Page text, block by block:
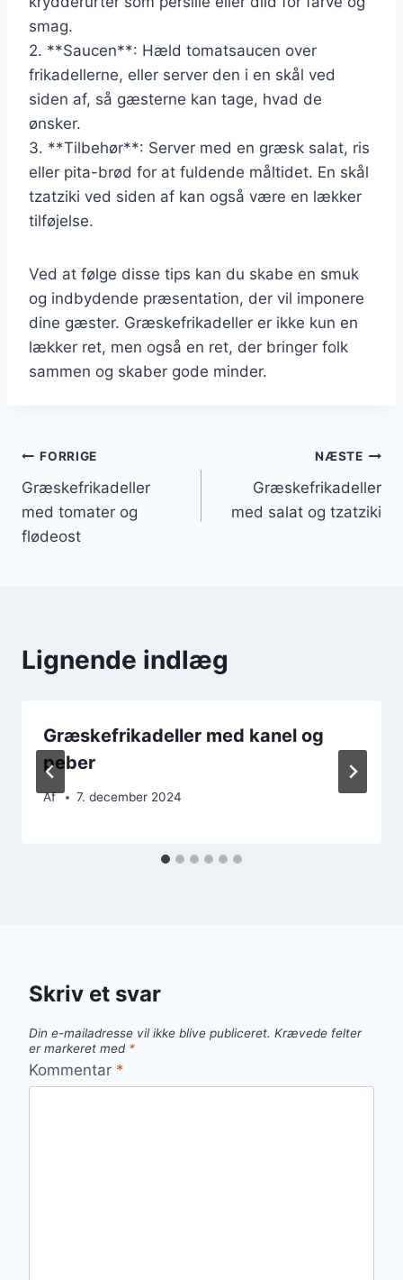
smag.
2. **Saucen**: Hæld tomatsaucen over
frikadellerne, eller server den i en skål ved
siden af, så gæsterne kan tage, hvad de
ønsker.
3. **Tilbehør**: Server med en græsk salat, ris
eller pita-brød for at fuldende måltidet. En skål
tzatziki ved siden af kan også være en lækker
tilføjelse.
Ved at følge disse tips kan du skabe en smuk
og indbydende præsentation, der vil imponere
dine gæster. Græskefrikadeller er ikke kun en
lækker ret, men også en ret, der bringer folk
sammen og skaber gode minder.
Indlægsnavigation
FORRIGE
Græskefrikadeller
med tomater og
flødeost
NÆSTE
Græskefrikadeller
med salat og tzatziki
Lignende indlæg
Græskefrikadeller med kanel og
peber
Af 7. december 2024
Skriv et svar
Din e-mailadresse vil ikke blive publiceret. Krævede felter
er markeret med *
Kommentar *